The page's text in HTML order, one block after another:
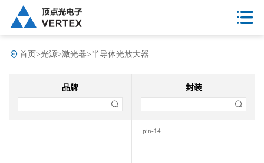
首页 >光源>激光器>半导体光放大器
品牌 封装
pin-14